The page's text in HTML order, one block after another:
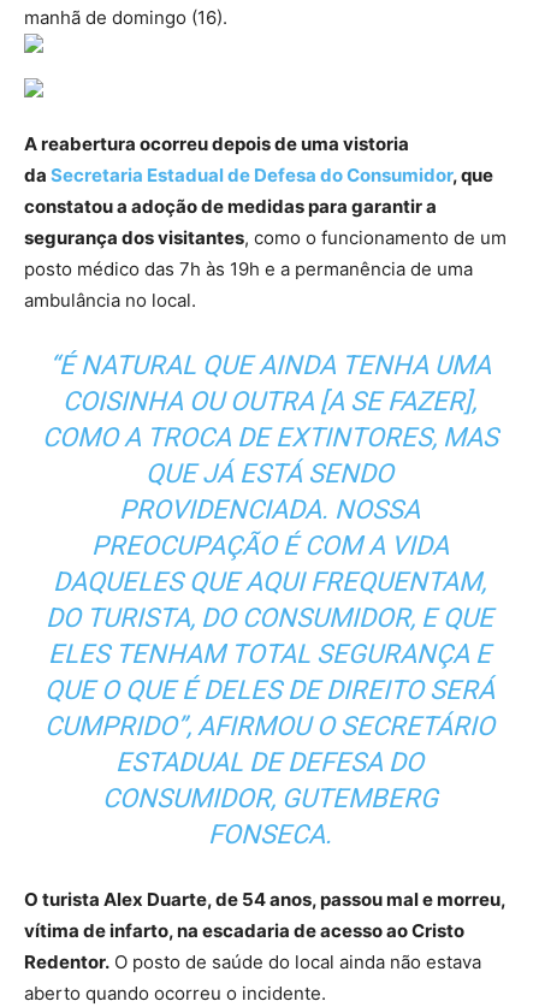
manhã de domingo (16).
A reabertura ocorreu depois de uma vistoria
da Secretaria Estadual de Defesa do Consumidor, que
constatou a adoção de medidas para garantir a
segurança dos visitantes, como o funcionamento de um
posto médico das 7h às 19h e a permanência de uma
ambulância no local.
“É NATURAL QUE AINDA TENHA UMA
COISINHA OU OUTRA [A SE FAZER],
COMO A TROCA DE EXTINTORES, MAS
QUE JÁ ESTÁ SENDO
PROVIDENCIADA. NOSSA
PREOCUPAÇÃO É COM A VIDA
DAQUELES QUE AQUI FREQUENTAM,
DO TURISTA, DO CONSUMIDOR, E QUE
ELES TENHAM TOTAL SEGURANÇA E
QUE O QUE É DELES DE DIREITO SERÁ
CUMPRIDO”, AFIRMOU O SECRETÁRIO
ESTADUAL DE DEFESA DO
CONSUMIDOR, GUTEMBERG
FONSECA.
O turista Alex Duarte, de 54 anos, passou mal e morreu,
vítima de infarto, na escadaria de acesso ao Cristo
Redentor. O posto de saúde do local ainda não estava
aberto quando ocorreu o incidente.